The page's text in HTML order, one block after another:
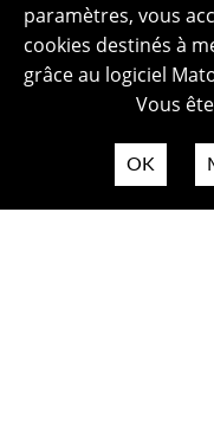
paramètres, vous
cookies destinés à
grâce au logiciel
Vous
OK